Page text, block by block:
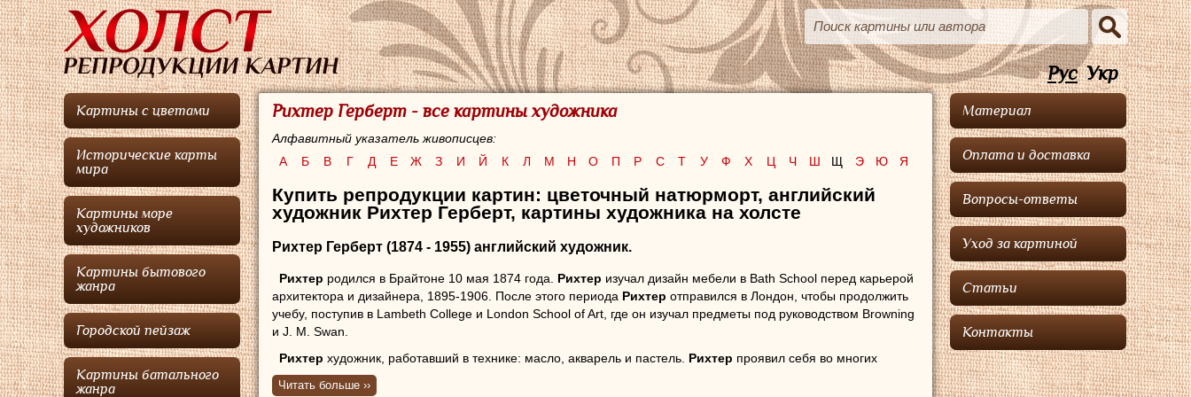
Рус Укр
Картины с цветами
Исторические карты
мира
Картины море
художников
Картины бытового
жанра
Городской пейзаж
Картины батального
жанра
Рихтер Герберт - все картины художника
Алфавитный указатель живописцев:
А
Б В Г Д Е Ж З И Й К Л М Н О П Р С Т У Ф Х Ц Ч Ш Щ Э Ю Я
Купить репродукции картин: цветочный натюрморт, английский
художник Рихтер Герберт, картины художника на холсте
Рихтер Герберт (1874 - 1955) английский художник.
Рихтер родился в Брайтоне 10 мая 1874 года. Рихтер изучал дизайн мебели в Bath School перед карьерой
архитектора и дизайнера, 1895-1906. После этого периода Рихтер отправился в Лондон, чтобы продолжить
учебу, поступив в Lambeth College и London School of Art, где он изучал предметы под руководством Browning
и J. M. Swan.
Рихтер художник, работавший в технике: масло, акварель и пастель. Рихтер проявил себя во многих
жанрах: натюрморт, архитектурные эскизы, интерьеры, благодаря которым он стал известен.
несколько картин для Букингемского дворца, а также домов влиятельных общественных деятелей своего
Читать больше ››
Материал
Оплата и доставка
Вопросы-ответы
Уход за картиной
Статьи
Контакты